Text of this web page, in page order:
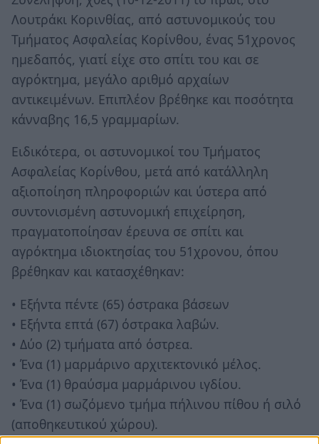
Λουτράκι Κορινθίας, από αστυνομικούς του
Τμήματος Ασφαλείας Κορίνθου, ένας 51χρονος
ημεδαπός, γιατί είχε στο σπίτι του και σε
αγρόκτημα, μεγάλο αριθμό αρχαίων
αντικειμένων. Επιπλέον βρέθηκε και ποσότητα
κάνναβης 16,5 γραμμαρίων.
Ειδικότερα, οι αστυνομικοί του Τμήματος
Ασφαλείας Κορίνθου, μετά από κατάλληλη
αξιοποίηση πληροφοριών και ύστερα από
συντονισμένη αστυνομική επιχείρηση,
πραγματοποίησαν έρευνα σε σπίτι και
αγρόκτημα ιδιοκτησίας του 51χρονου, όπου
βρέθηκαν και κατασχέθηκαν:
• Εξήντα πέντε (65) όστρακα βάσεων
• Εξήντα επτά (67) όστρακα λαβών.
• Δύο (2) τμήματα από όστρεα.
• Ένα (1) μαρμάρινο αρχιτεκτονικό μέλος.
• Ένα (1) θραύσμα μαρμάρινου ιγδίου.
• Ένα (1) σωζόμενο τμήμα πήλινου πίθου ή σιλό
(αποθηκευτικού χώρου).